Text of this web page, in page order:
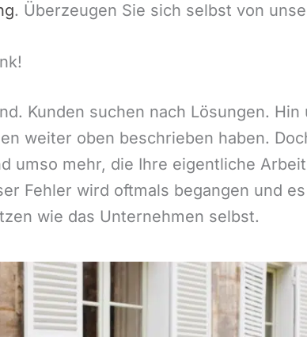
. Überzeugen Sie sich selbst von
Kunden suchen nach Lösungen.
weiter oben beschrieben haben.
umso mehr, die Ihre eigentliche
Fehler wird oftmals begangen und
wie das Unternehmen selbst.